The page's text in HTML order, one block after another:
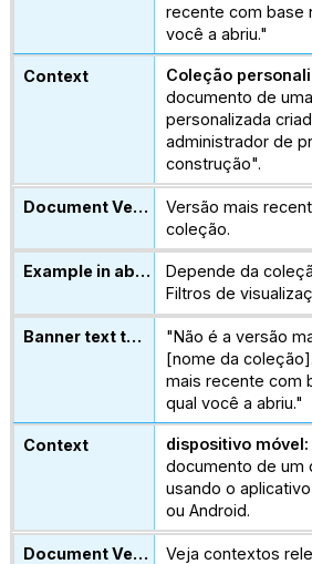
recente com base
você a abriu."
Coleção
documento de
personalizada
administrador de
construção".
Versão mais
coleção.
Depende da
Filtros de
"Não é a versão
[nome da
mais recente com
qual você a abriu."
dispositivo
documento de um
usando o
ou Android.
Veja contextos